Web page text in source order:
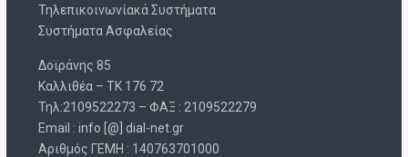
Τηλεπικοινωνίακά Συστήματα
Συστήματα Ασφαλείας
Δοϊράνης 85
Καλλιθέα – ΤΚ 176 72
Τηλ:2109522273 – ΦΑΞ : 2109522279
Email : info [@] dial-net.gr
Aριθμός ΓΕΜΗ : 140763701000